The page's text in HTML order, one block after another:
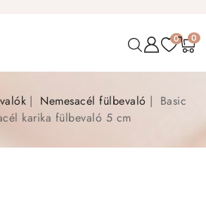
0 0
Nemesacél fülbevaló
Basic
karika fülbevaló 5 cm